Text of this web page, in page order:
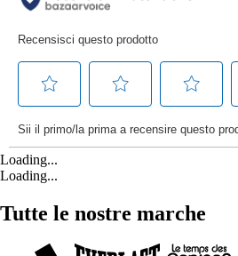
Loading...
Loading...
Tutte le nostre marche